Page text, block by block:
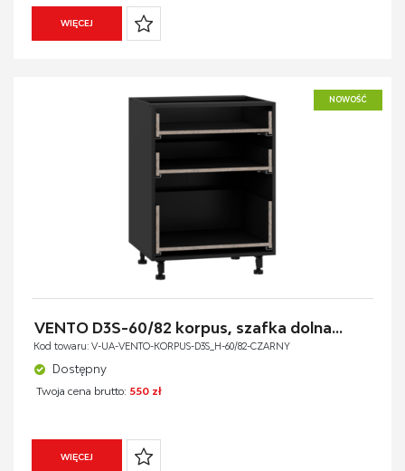
WIĘCEJ
NOWOŚĆ
VENTO D3S-60/82 korpus, szafka dolna...
Kod towaru: V-UA-VENTO-KORPUS-D3S_H-60/82-CZARNY
Dostępny
Twoja cena brutto: 550 zł
WIĘCEJ